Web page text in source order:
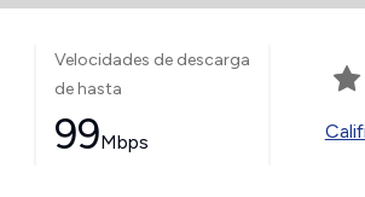
Velocidades de descarga
de hasta
99Mbps